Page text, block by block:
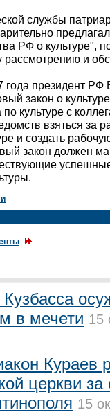
службы
РФ о культуре",
рассмотрению и
года президент
закон о
культуре с
взяться за
и создать
закон должен
в мечети 15
Кураев
церкви за
15